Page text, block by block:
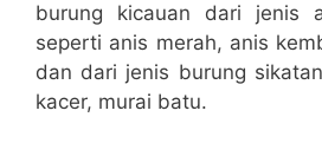
burung kicauan dari jenis
seperti anis merah, anis
dan dari jenis burung
kacer, murai batu.